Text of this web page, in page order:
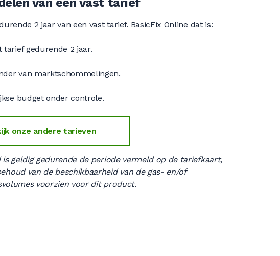
2 jaar van een vast tarief. BasicFix Online dat is:
tarief gedurende 2 jaar.
van marktschommelingen.
budget onder controle.
onze andere tarieven
is geldig gedurende de periode vermeld op de tariefkaart,
van de beschikbaarheid van de gas- en/of
voorzien voor dit product.